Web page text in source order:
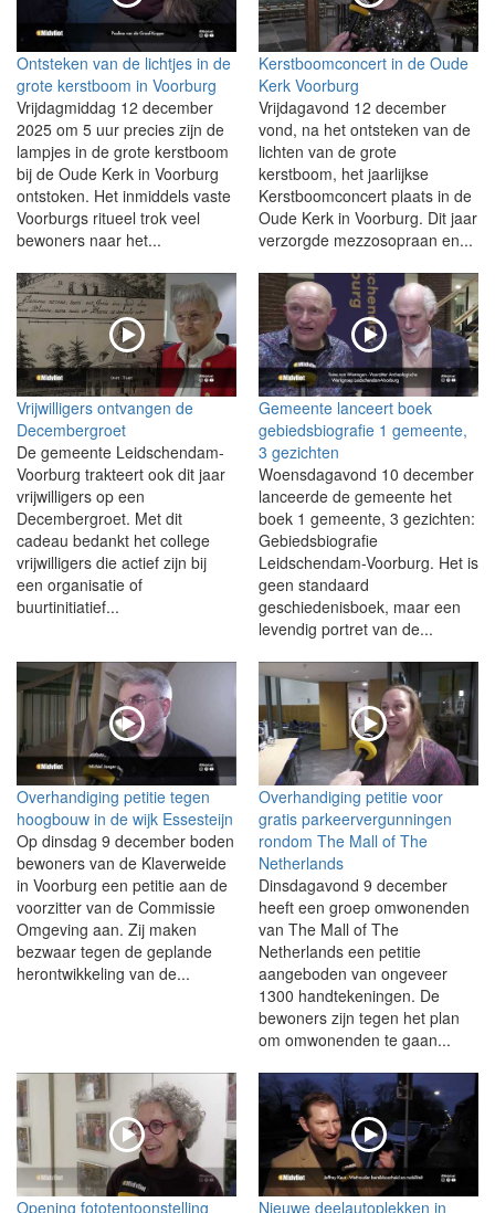
Ontsteken van de lichtjes in de
grote kerstboom in Voorburg
Vrijdagmiddag 12 december
2025 om 5 uur precies zijn de
lampjes in de grote kerstboom
bij de Oude Kerk in Voorburg
ontstoken. Het inmiddels vaste
Voorburgs ritueel trok veel
bewoners naar het...
Kerstboomconcert in de Oude
Kerk Voorburg
Vrijdagavond 12 december
vond, na het ontsteken van de
lichten van de grote
kerstboom, het jaarlijkse
Kerstboomconcert plaats in de
Oude Kerk in Voorburg. Dit jaar
verzorgde mezzosopraan en...
Vrijwilligers ontvangen de
Decembergroet
De gemeente Leidschendam-
Voorburg trakteert ook dit jaar
vrijwilligers op een
Decembergroet. Met dit
cadeau bedankt het college
vrijwilligers die actief zijn bij
een organisatie of
buurtinitiatief...
Gemeente lanceert boek
gebiedsbiografie 1 gemeente,
3 gezichten
Woensdagavond 10 december
lanceerde de gemeente het
boek 1 gemeente, 3 gezichten:
Gebiedsbiografie
Leidschendam-Voorburg. Het is
geen standaard
geschiedenisboek, maar een
levendig portret van de...
Overhandiging petitie tegen
hoogbouw in de wijk Essesteijn
Op dinsdag 9 december boden
bewoners van de Klaverweide
in Voorburg een petitie aan de
voorzitter van de Commissie
Omgeving aan. Zij maken
bezwaar tegen de geplande
herontwikkeling van de...
Overhandiging petitie voor
gratis parkeervergunningen
rondom The Mall of The
Netherlands
Dinsdagavond 9 december
heeft een groep omwonenden
van The Mall of The
Netherlands een petitie
aangeboden van ongeveer
1300 handtekeningen. De
bewoners zijn tegen het plan
om omwonenden te gaan...
Opening fototentoonstelling
Nieuwe deelautoplekken in